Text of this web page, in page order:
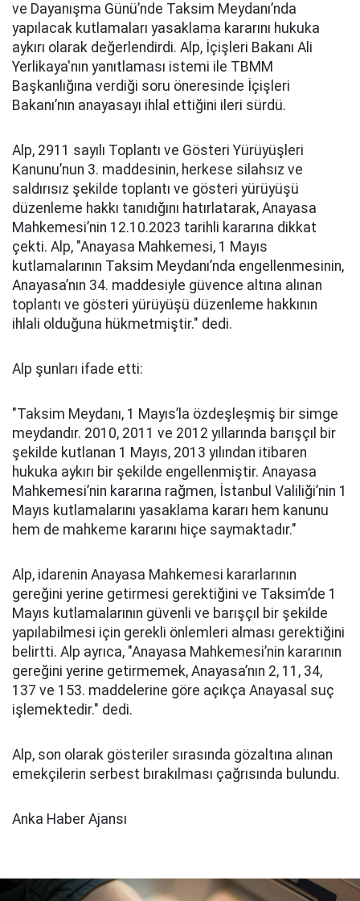
ve Dayanışma Günü’nde Taksim Meydanı’nda
yapılacak kutlamaları yasaklama kararını hukuka
aykırı olarak değerlendirdi. Alp, İçişleri Bakanı Ali
Yerlikaya'nın yanıtlaması istemi ile TBMM
Başkanlığına verdiği soru öneresinde İçişleri
Bakanı’nın anayasayı ihlal ettiğini ileri sürdü.
Alp, 2911 sayılı Toplantı ve Gösteri Yürüyüşleri
Kanunu’nun 3. maddesinin, herkese silahsız ve
saldırısız şekilde toplantı ve gösteri yürüyüşü
düzenleme hakkı tanıdığını hatırlatarak, Anayasa
Mahkemesi’nin 12.10.2023 tarihli kararına dikkat
çekti. Alp, "Anayasa Mahkemesi, 1 Mayıs
kutlamalarının Taksim Meydanı’nda engellenmesinin,
Anayasa’nın 34. maddesiyle güvence altına alınan
toplantı ve gösteri yürüyüşü düzenleme hakkının
ihlali olduğuna hükmetmiştir." dedi.
Alp şunları ifade etti:
"Taksim Meydanı, 1 Mayıs’la özdeşleşmiş bir simge
meydandır. 2010, 2011 ve 2012 yıllarında barışçıl bir
şekilde kutlanan 1 Mayıs, 2013 yılından itibaren
hukuka aykırı bir şekilde engellenmiştir. Anayasa
Mahkemesi’nin kararına rağmen, İstanbul Valiliği’nin 1
Mayıs kutlamalarını yasaklama kararı hem kanunu
hem de mahkeme kararını hiçe saymaktadır."
Alp, idarenin Anayasa Mahkemesi kararlarının
gereğini yerine getirmesi gerektiğini ve Taksim’de 1
Mayıs kutlamalarının güvenli ve barışçıl bir şekilde
yapılabilmesi için gerekli önlemleri alması gerektiğini
belirtti. Alp ayrıca, "Anayasa Mahkemesi’nin kararının
gereğini yerine getirmemek, Anayasa’nın 2, 11, 34,
137 ve 153. maddelerine göre açıkça Anayasal suç
işlemektedir." dedi.
Alp, son olarak gösteriler sırasında gözaltına alınan
emekçilerin serbest bırakılması çağrısında bulundu.
Anka Haber Ajansı